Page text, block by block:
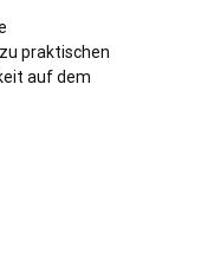
praktischen
auf dem